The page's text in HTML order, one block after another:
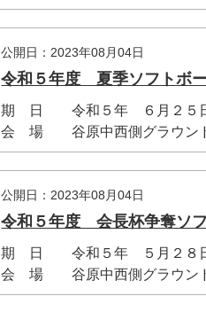
公開日：2023年08月04日
令和５年度 夏季ソフトボ
期 日 令和５年 ６月２５日
会 場 谷原中西側グラウンド
公開日：2023年08月04日
令和５年度 会長杯争奪ソ
期 日 令和５年 ５月２８日
会 場 谷原中西側グラウンド